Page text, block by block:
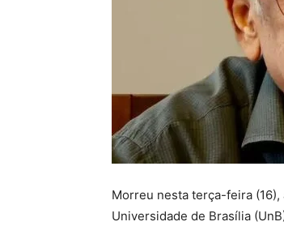
Morreu nesta terça-feira
Universidade de Brasília